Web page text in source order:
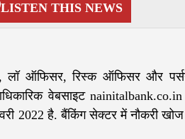
LISTEN THIS NEWS
लॉ ऑफिसर, रिस्क ऑफिसर और
वेबसाइट
2022 है. बैंकिंग सेक्टर में नौकरी